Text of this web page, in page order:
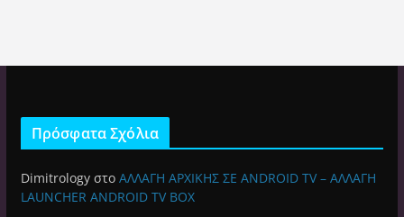
Πρόσφατα Σχόλια
Dimitrologyστο ΑΛΛΑΓΗ ΑΡΧΙΚΗΣ ΣΕ ANDROID TV – ΑΛΛΑΓΗ
LAUNCHER ANDROID TV BOX